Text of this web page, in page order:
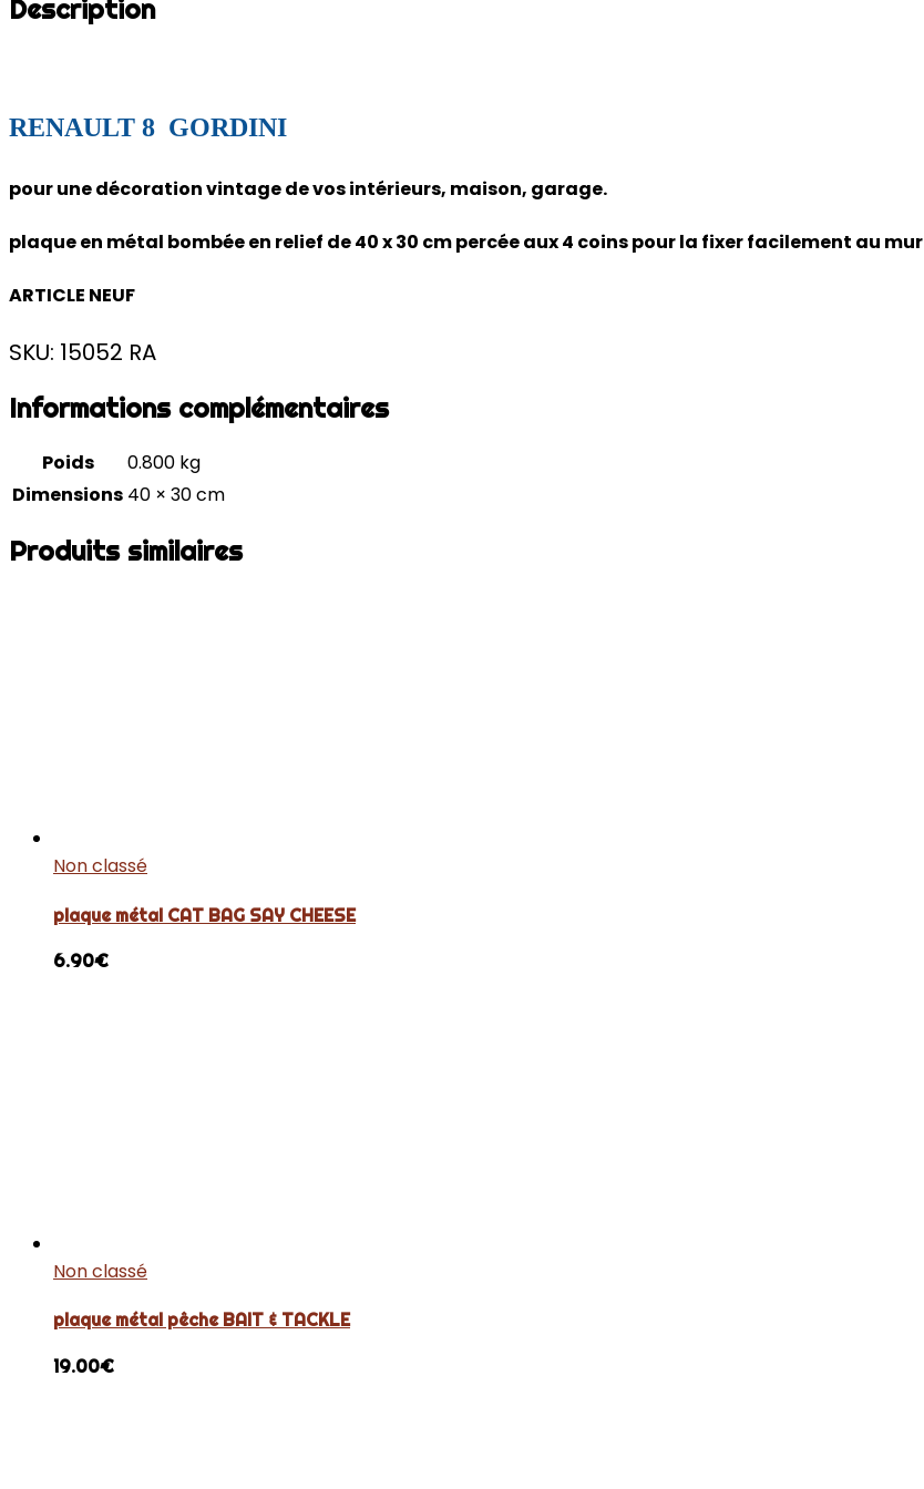
Description
RENAULT 8 GORDINI
pour une décoration vintage de vos intérieurs, maison, garage.
plaque en métal bombée en relief de 40 x 30 cm percée aux 4 coins pour la fixer facilement au mur
ARTICLE NEUF
SKU: 15052 RA
Informations complémentaires
Poids
0.800 kg
Dimensions 40 × 30 cm
Produits similaires
Non classé
plaque métal CAT BAG SAY CHEESE
6.90€
Non classé
plaque métal pêche BAIT & TACKLE
19.00€